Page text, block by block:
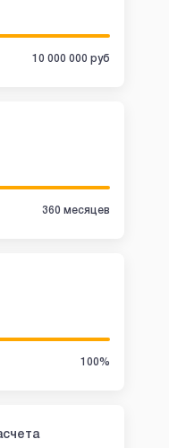
10 000 000 руб
360 месяцев
100%